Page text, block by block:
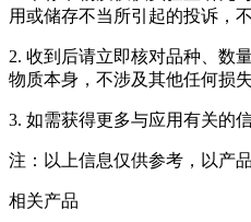
用或储存不当所引起的投诉，
2. 收到后请立即核对品种、数
物质本身，不涉及其他任何损失
3. 如需获得更多与应用有关的
注：以上信息仅供参考，以产
相关产品